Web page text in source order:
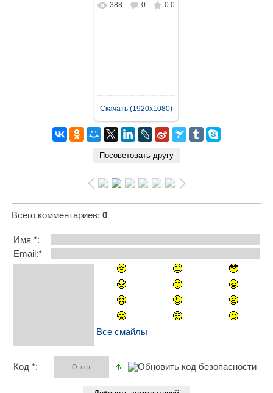
В реальном
388 0 0.0
Скачать (1920x1080)
Всего комментариев: 0
Имя *:
Email:*
Все смайлы
Код *: